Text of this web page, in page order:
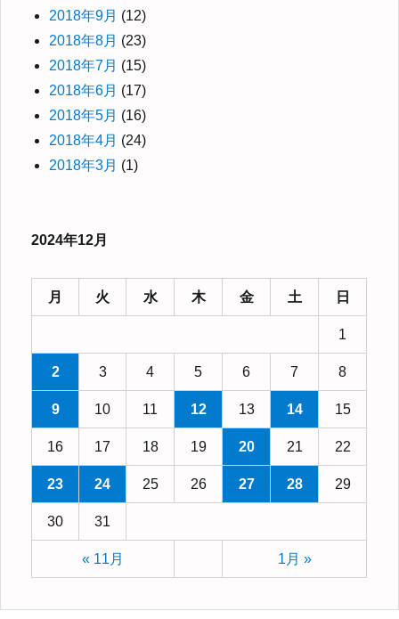
2018年9月 (12)
2018年8月 (23)
2018年7月 (15)
2018年6月 (17)
2018年5月 (16)
2018年4月 (24)
2018年3月 (1)
2024年12月
月 火 水 木 金 土 日
« 11月 1月 »
1
2 3 4 5 6 7 8
9 10 11 12 13 14 15
16 17 18 19 20 21 22
23 24 25 26 27 28 29
30 31